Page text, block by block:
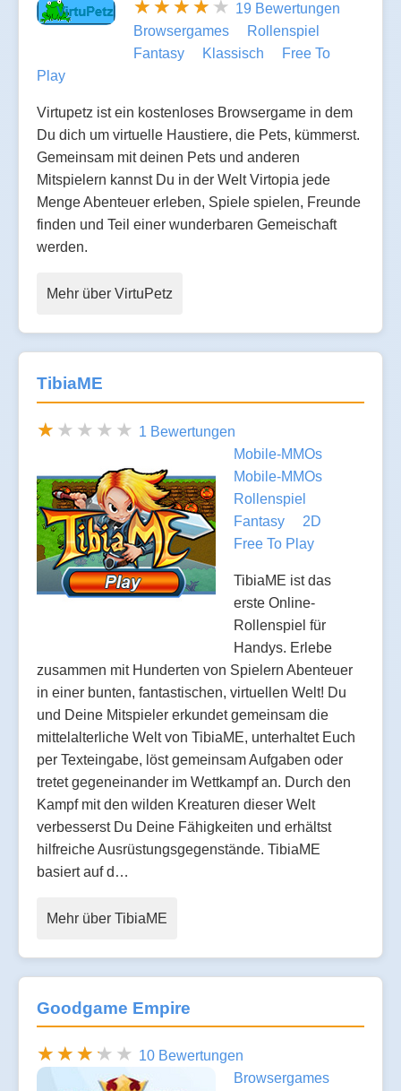
19 Bewertungen
Browsergames
Rollenspiel
Fantasy
Klassisch
Free To
Play
Virtupetz ist ein kostenloses Browsergame in dem
Du dich um virtuelle Haustiere, die Pets, kümmerst.
Gemeinsam mit deinen Pets und anderen
Mitspielern kannst Du in der Welt Virtopia jede
Menge Abenteuer erleben, Spiele spielen, Freunde
finden und Teil einer wunderbaren Gemeischaft
werden.
Mehr über VirtuPetz
TibiaME
1 Bewertungen
Mobile-MMOs
Mobile-MMOs
Rollenspiel
Fantasy
2D
Free To Play
TibiaME ist das
erste Online-
Rollenspiel für
Handys. Erlebe
zusammen mit Hunderten von Spielern Abenteuer
in einer bunten, fantastischen, virtuellen Welt! Du
und Deine Mitspieler erkundet gemeinsam die
mittelalterliche Welt von TibiaME, unterhaltet Euch
per Texteingabe, löst gemeinsam Aufgaben oder
tretet gegeneinander im Wettkampf an. Durch den
Kampf mit den wilden Kreaturen dieser Welt
verbesserst Du Deine Fähigkeiten und erhältst
hilfreiche Ausrüstungsgegenstände. TibiaME
basiert auf d…
Mehr über TibiaME
Goodgame Empire
10 Bewertungen
Browsergames